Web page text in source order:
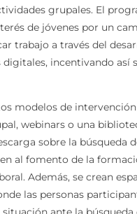
grupales. El
de jóvenes por un
trabajo a través del
incentivando así
modelos de
webinars o una
sobre la búsqueda
al fomento de la
Además, se crean
las personas